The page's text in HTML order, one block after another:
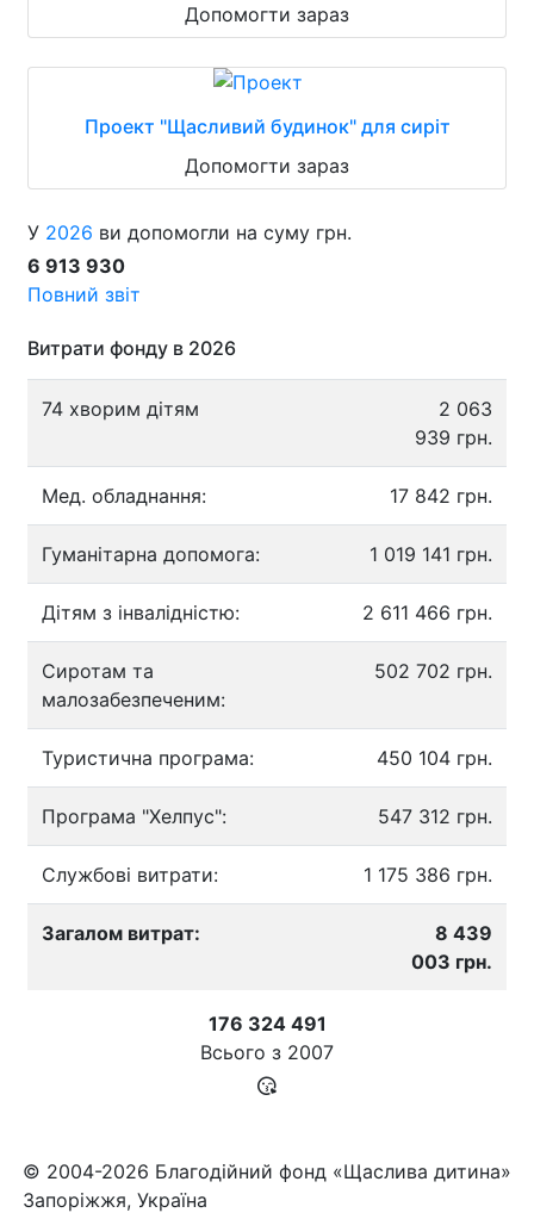
Допомогти зараз
Проект "Щасливий будинок" для сиріт
Допомогти зараз
У 2026 ви допомогли на суму грн.
6 913 930
Повний звіт
Витрати фонду в 2026
74 хворим дітям
2 063
939 грн.
Мед. обладнання: 17 842 грн.
Гуманітарна допомога: 1 019 141 грн.
Дітям з інвалідністю: 2 611 466 грн.
Сиротам та
малозабезпеченим:
502 702 грн.
Туристична програма: 450 104 грн.
Програма "Хелпус": 547 312 грн.
Службові витрати: 1 175 386 грн.
Загалом витрат:
8 439
003 грн.
176 324 491
Всього з 2007
© 2004-2026 Благодійний фонд «Щаслива дитина»
Запоріжжя, Україна